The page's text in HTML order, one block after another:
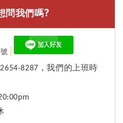
問我們嗎?
8287，我們的上班時